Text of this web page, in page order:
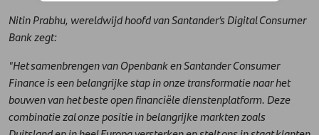
Nitin Prabhu, wereldwijd hoofd van Santander’s Digital Consumer
Bank zegt:
"Het samenbrengen van Openbank en Santander Consumer
Finance is een belangrijke stap in onze transformatie naar het
bouwen van het beste open financiële dienstenplatform. Deze
combinatie zal onze positie in belangrijke markten zoals